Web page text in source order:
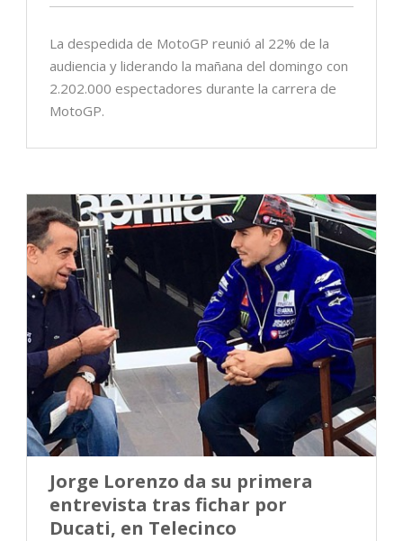
La despedida de MotoGP reunió al 22% de la
audiencia y liderando la mañana del domingo con
2.202.000 espectadores durante la carrera de
MotoGP.
Jorge Lorenzo da su primera
entrevista tras fichar por
Ducati, en Telecinco